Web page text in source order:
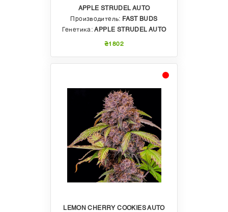
APPLE STRUDEL AUTO
Производитель: FAST BUDS
Генетика:APPLE STRUDEL AUTO
₴1802
LEMON CHERRY COOKIES AUTO